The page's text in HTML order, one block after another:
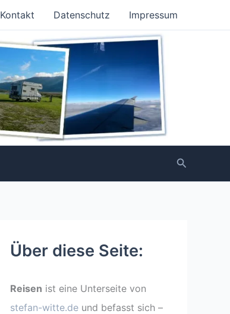
Kontakt Datenschutz Impressum
Suchen
Über diese Seite:
Reisen ist eine Unterseite von
stefan-witte.de und befasst sich –